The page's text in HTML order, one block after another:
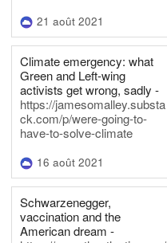
21 août 2021
Climate emergency: what
Green and Left-wing
activists get wrong, sadly -
https://jamesomalley.substa
ck.com/p/were-going-to-
have-to-solve-climate
16 août 2021
Schwarzenegger,
vaccination and the
American dream -